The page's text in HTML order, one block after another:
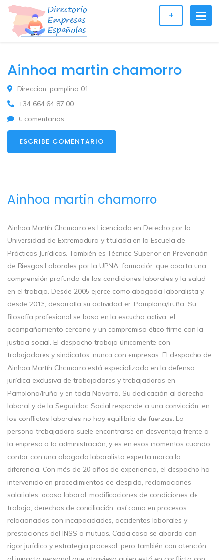
+
Ainhoa martin chamorro
Direccion: pamplina 01
+34 664 64 87 00
0 comentarios
ESCRIBE COMENTARIO
Ainhoa martin chamorro
Ainhoa Martín Chamorro es Licenciada en Derecho por la
Universidad de Extremadura y titulada en la Escuela de
Prácticas Jurídicas. También es Técnica Superior en Prevención
de Riesgos Laborales por la UPNA, formación que aporta una
comprensión profunda de las condiciones laborales y la salud
en el trabajo. Desde 2005 ejerce como abogada laboralista y,
desde 2013, desarrolla su actividad en Pamplona/Iruña. Su
filosofía profesional se basa en la escucha activa, el
acompañamiento cercano y un compromiso ético firme con la
justicia social. El despacho trabaja únicamente con
trabajadores y sindicatos, nunca con empresas. El despacho de
Ainhoa Martín Chamorro está especializado en la defensa
jurídica exclusiva de trabajadores y trabajadoras en
Pamplona/Iruña y en toda Navarra. Su dedicación al derecho
laboral y de la Seguridad Social responde a una convicción: en
los conflictos laborales no hay equilibrio de fuerzas. La
persona trabajadora suele encontrarse en desventaja frente a
la empresa o la administración, y es en esos momentos cuando
contar con una abogada laboralista experta marca la
diferencia. Con más de 20 años de experiencia, el despacho ha
intervenido en procedimientos de despido, reclamaciones
salariales, acoso laboral, modificaciones de condiciones de
trabajo, derechos de conciliación, así como en procesos
relacionados con incapacidades, accidentes laborales y
prestaciones del INSS o mutuas. Cada caso se aborda con
rigor jurídico y estrategia procesal, pero también con atención